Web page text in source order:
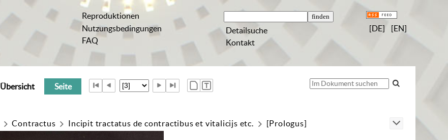
Reproduktionen
Nutzungsbedingungen
FAQ
Detailsuche
Kontakt
[DE] [EN]
Übersicht Seite
Contractus Incipit tractatus de contractibus et vitalicijs etc. [Prologus]